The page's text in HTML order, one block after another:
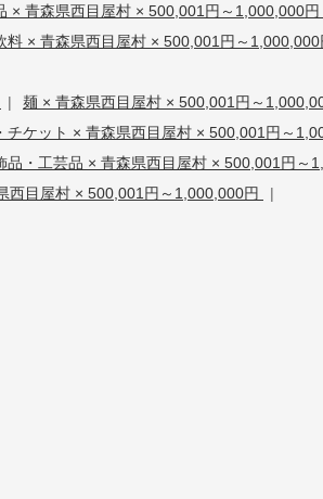
× 青森県西目屋村 × 500,001円～1,000,000円
料 × 青森県西目屋村 × 500,001円～1,000,000
| 麺 × 青森県西目屋村 × 500,001円～
チケット × 青森県西目屋村 × 500,001円～
品・工芸品 × 青森県西目屋村 × 500,001円～
西目屋村 × 500,001円～1,000,000円
|